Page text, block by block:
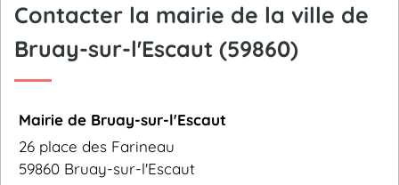
Contacter la mairie de la ville de
Bruay-sur-l'Escaut (59860)
Mairie de Bruay-sur-l'Escaut
26 place des Farineau
59860 Bruay-sur-l'Escaut